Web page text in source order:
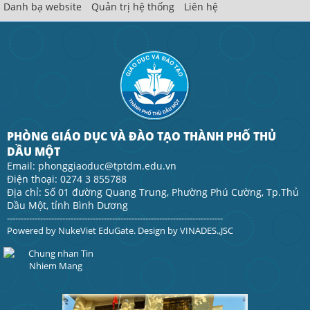
Danh bạ website Quản trị hệ thống Liên hệ
PHÒNG GIÁO DỤC VÀ ĐÀO TẠO THÀNH PHỐ THỦ
DẦU MỘT
Email: phonggiaoduc@tptdm.edu.vn
Điện thoại: 0274 3 855788
Địa chỉ: Số 01 đường Quang Trung, Phường Phú Cường, Tp.Thủ
Dầu Một, tỉnh Bình Dương
------------------------------------------------------------------------------
Powered by NukeViet EduGate. Design byVINADES.,JSC